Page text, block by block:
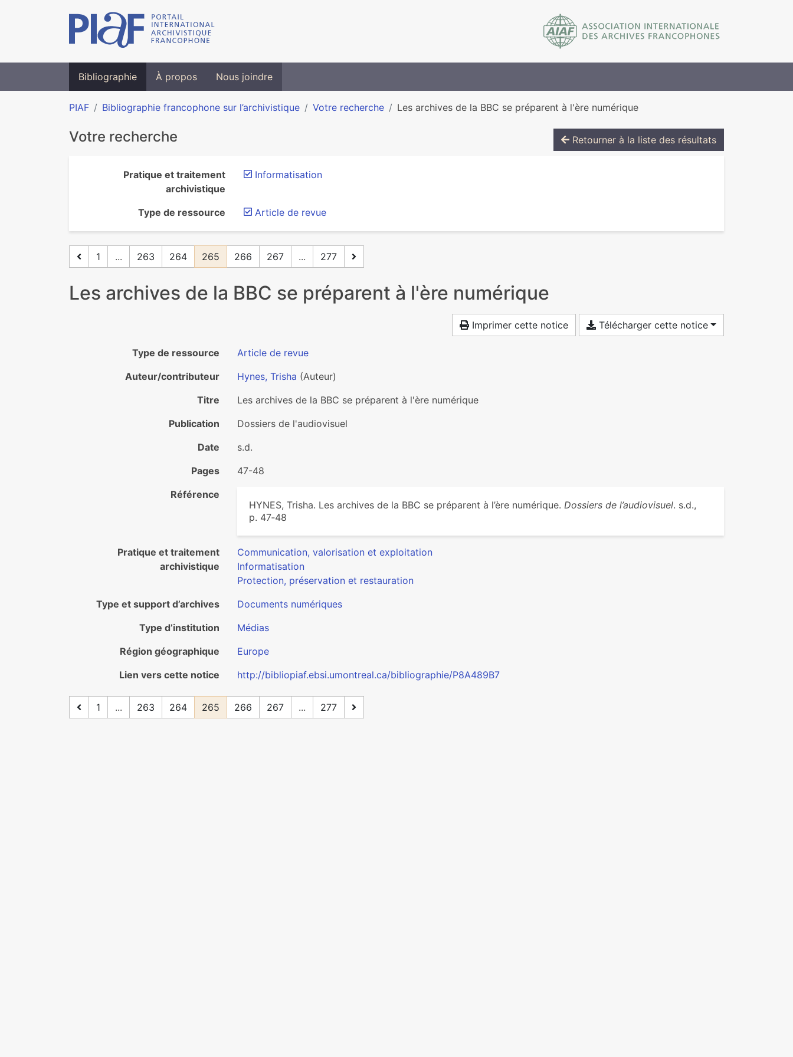
Bibliographie À propos Nous joindre
PIAF Bibliographie francophone sur l’archivistique Votre recherche Les archives de la BBC se préparent à l'ère numérique
Votre recherche Retourner à la liste des résultats
Pratique et traitement
archivistique
Informatisation
Type de ressource Article de revue
1 ... 263 264 265 266 267 ... 277
Les archives de la BBC se préparent à l'ère numérique
Imprimer cette notice Télécharger cette notice
Type de ressource
Article de revue
Auteur/contributeur
Hynes, Trisha (Auteur)
Titre
Les archives de la BBC se préparent à l'ère numérique
Publication
Dossiers de l'audiovisuel
Date
s.d.
Pages
47-48
Référence
HYNES, Trisha. Les archives de la BBC se préparent à l’ère numérique. Dossiers de l’audiovisuel. s.d.,
p. 47‑48
Pratique et traitement
archivistique
Communication, valorisation et exploitation
Informatisation
Protection, préservation et restauration
Type et support d’archives
Documents numériques
Type d’institution
Médias
Région géographique
Europe
Lien vers cette notice
http://bibliopiaf.ebsi.umontreal.ca/bibliographie/P8A489B7
1 ... 263 264 265 266 267 ... 277